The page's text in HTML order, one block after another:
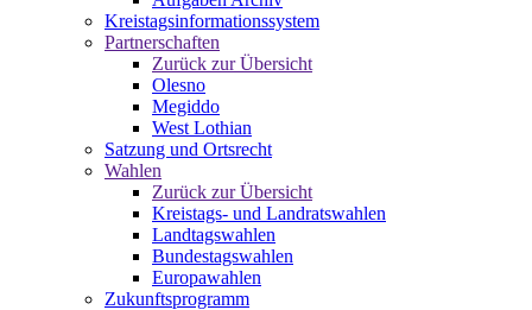
Kreistagsinformationssystem
Partnerschaften
Zurück zur Übersicht
Olesno
Megiddo
West Lothian
Satzung und Ortsrecht
Wahlen
Zurück zur Übersicht
Kreistags- und Landratswahlen
Landtagswahlen
Bundestagswahlen
Europawahlen
Zukunftsprogramm